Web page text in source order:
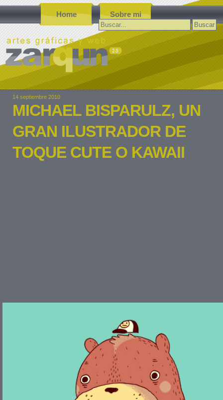
Home Sobre mi
Buscar:
14 septiembre 2010
MICHAEL BISPARULZ, UN
GRAN ILUSTRADOR DE
TOQUE CUTE O KAWAII